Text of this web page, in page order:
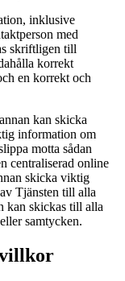
inklusive
med
skriftligen till
korrekt
en korrekt och
kan skicka
information om
motta sådan
centraliserad online
skicka viktig
Tjänsten till alla
kan skickas till alla
samtycken.